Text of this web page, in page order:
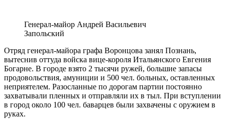
Генерал-майор Андрей Васильевич
Запольский
Отряд генерал-майора графа Воронцова занял Познань,
вытеснив оттуда войска вице-короля Итальянского Евгения
Богарне. В городе взято 2 тысячи ружей, большие запасы
продовольствия, амуниции и 500 чел. больных, оставленных
неприятелем. Разосланные по дорогам партии постоянно
захватывали пленных и отправляли их в тыл. При вступлении
в город около 100 чел. баварцев были захвачены с оружием в
руках.